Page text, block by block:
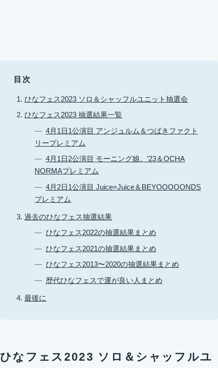
目次
ひなフェス2023 ソロ＆シャッフルユニット抽選会
ひなフェス2023 抽選結果一覧
4月1日1公演目 アンジュルム＆つばきファクト
リープレミアム
4月1日2公演目 モーニング娘。’23＆OCHA
NORMAプレミアム
4月2日1公演目 Juice=Juice＆BEYOOOOONDS
プレミアム
過去のひなフェス抽選結果
ひなフェス2022の抽選結果まとめ
ひなフェス2021の抽選結果まとめ
ひなフェス2013〜2020の抽選結果まとめ
歴代ひなフェスで運が良い人まとめ
最後に
ひなフェス2023 ソロ＆シャッフルユ